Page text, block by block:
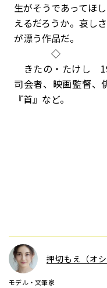
生がそうであってほ
えるだろうか。哀し
が漂う作品だ。
◇
きたの・たけし
司会者、映画監督、
『首』など。
押切もえ（オシ
モデル・文筆家